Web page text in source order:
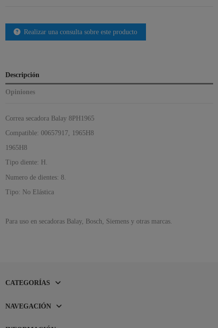
Realizar una consulta sobre este producto
Descripción
Opiniones
Correa secadora Balay 8PH1965
Compatible: 00657917, 1965H8
1965H8
Tipo diente: H.
Numero de dientes: 8.
Tipo: No Elástica
Para uso en secadoras Balay, Bosch, Siemens y otras marcas.
CATEGORÍAS
NAVEGACIÓN